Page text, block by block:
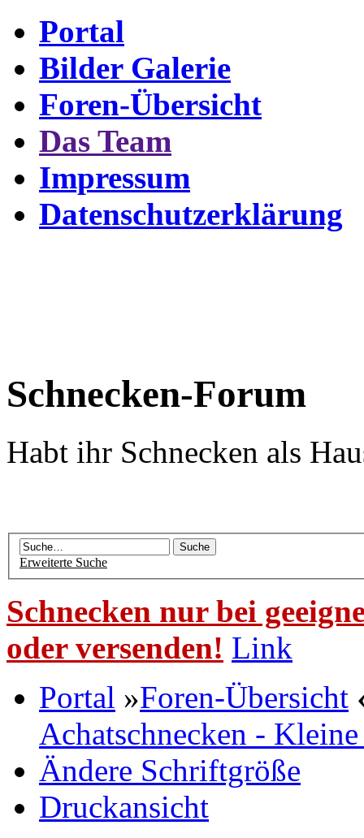
Portal
Bilder Galerie
Foren-Übersicht
Das Team
Impressum
Datenschutzerklärung
Schnecken-Forum
Habt ihr Schnecken als
Erweiterte Suche
Schnecken nur bei
oder versenden! Link
Portal »Foren-Übersicht
Achatschnecken -
Ändere Schriftgröße
Druckansicht